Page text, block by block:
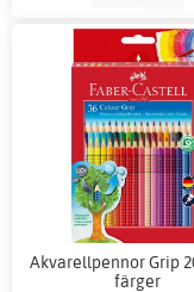
Akvarellpennor Grip
färger